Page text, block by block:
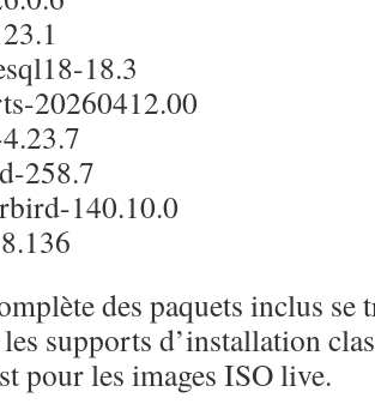
18.3
20260412.00
258.7
140.10.0
des paquets inclus se
supports d’installation
pour les images ISO live.